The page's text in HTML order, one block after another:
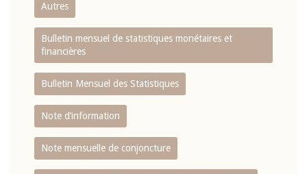
Autres
Bulletin mensuel de statistiques monétaires et
financières
Bulletin Mensuel des Statistiques
Note d’information
Note mensuelle de conjoncture